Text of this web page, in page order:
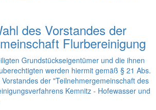
des Vorstandes der
Flurbereinigung
Grundstückseigentümer und die ihnen
werden hiermit gemäß § 21 Abs.
der "Teilnehmergemeinschaft des
Kemnitz - Hofewasser und